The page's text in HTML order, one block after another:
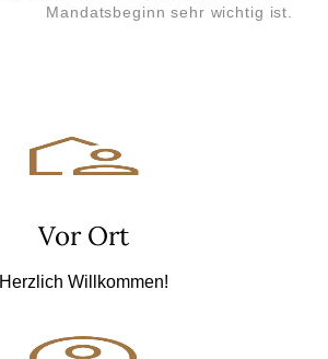
Mandatsbeginn sehr wichtig ist.
Vor Ort
Herzlich Willkommen!